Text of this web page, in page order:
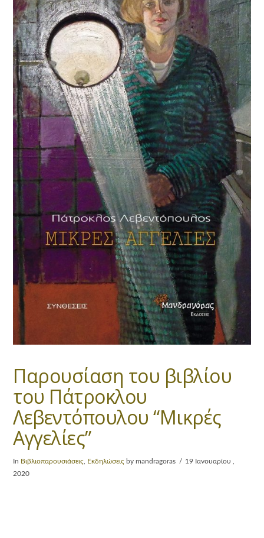
Παρουσίαση του βιβλίου
του Πάτροκλου
Λεβεντόπουλου “Μικρές
Αγγελίες”
In Βιβλιοπαρουσιάσεις Εκδηλώσεις by mandragoras
19 Ιανουαρίου ,
2020